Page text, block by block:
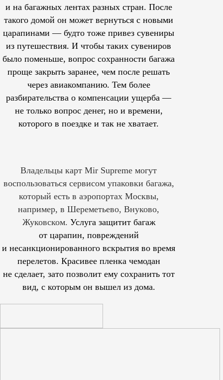
и на багажных лентах разных стран. После
такого домой он может вернуться с новыми
царапинами — будто тоже привез сувениры
из путешествия. И чтобы таких сувениров
было поменьше, вопрос сохранности багажа
проще закрыть заранее, чем после решать
через авиакомпанию. Тем более
разбирательства о компенсации ущерба —
не только вопрос денег, но и времени,
которого в поездке и так не хватает.
Владельцы карт Mir Supreme могут
воспользоваться сервисом упаковки багажа,
который есть в аэропортах Москвы,
например, в Шереметьево, Внуково,
Жуковском. Услуга защитит багаж
от царапин, повреждений
и несанкционированного вскрытия во время
перелетов. Красивее пленка чемодан
не сделает, зато позволит ему сохранить тот
вид, с которым он вышел из дома.